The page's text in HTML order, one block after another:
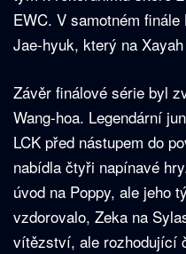
EWC. V samotném finále
Jae-hyuk, který na
Závěr finálové série byl
Wang-hoa. Legendární
LCK před nástupem do
nabídla čtyři napínavé
úvod na Poppy, ale jeho
vzdorovalo, Zeka na
vítězství, ale rozhodující